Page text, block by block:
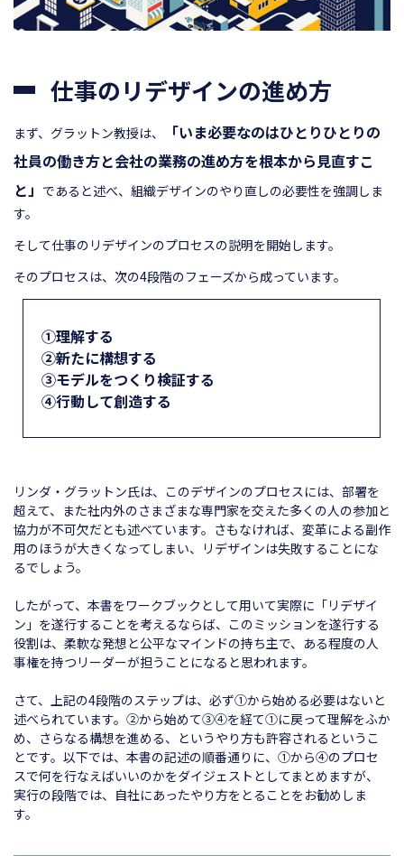
仕事のリデザインの進め方
まず、グラットン教授は、
「いま必要なのはひとりひとりの
社員の働き方と会社の業務の進め方を根本から見直すこ
と」 であると述べ、組織デザインのやり直しの必要性を強調しま
す。
そして仕事のリデザインのプロセスの説明を開始します。
そのプロセスは、次の4段階のフェーズから成っています。
①理解する
②新たに構想する
③モデルをつくり検証する
④行動して創造する
リンダ・グラットン氏は、このデザインのプロセスには、部署を
超えて、また社内外のさまざまな専門家を交えた多くの人の参加と
協力が不可欠だとも述べています。さもなければ、変革による副作
用のほうが大きくなってしまい、リデザインは失敗することにな
るでしょう。
したがって、本書をワークブックとして用いて実際に「リデザイ
ン」を遂行することを考えるならば、このミッションを遂行する
役割は、柔軟な発想と公平なマインドの持ち主で、ある程度の人
事権を持つリーダーが担うことになると思われます。
さて、上記の4段階のステップは、必ず①から始める必要はないと
述べられています。②から始めて③④を経て①に戻って理解をふか
め、さらなる構想を進める、というやり方も許容されるというこ
とです。以下では、本書の記述の順番通りに、①から④のプロセ
スで何を行なえばいいのかをダイジェストとしてまとめますが、
実行の段階では、自社にあったやり方をとることをお勧めしま
す。